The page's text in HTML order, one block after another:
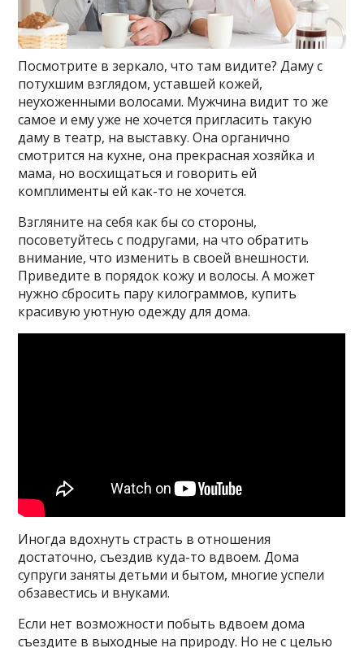
Посмотрите в зеркало, что там видите? Даму с
потухшим взглядом, уставшей кожей,
неухоженными волосами. Мужчина видит то же
самое и ему уже не хочется пригласить такую
даму в театр, на выставку. Она органично
смотрится на кухне, она прекрасная хозяйка и
мама, но восхищаться и говорить ей
комплименты ей как-то не хочется.
Взгляните на себя как бы со стороны,
посоветуйтесь с подругами, на что обратить
внимание, что изменить в своей внешности.
Приведите в порядок кожу и волосы. А может
нужно сбросить пару килограммов, купить
красивую уютную одежду для дома.
Иногда вдохнуть страсть в отношения
достаточно, съездив куда-то вдвоем. Дома
супруги заняты детьми и бытом, многие успели
обзавестись и внуками.
Если нет возможности побыть вдвоем дома
съездите в выходные на природу. Но не с целью